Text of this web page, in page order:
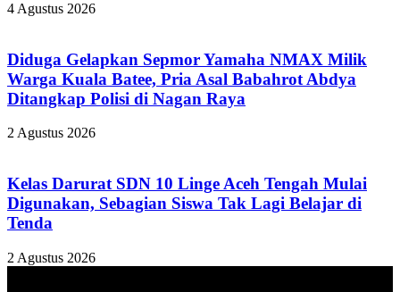
4 Agustus 2026
Diduga Gelapkan Sepmor Yamaha NMAX Milik
Warga Kuala Batee, Pria Asal Babahrot Abdya
Ditangkap Polisi di Nagan Raya
2 Agustus 2026
Kelas Darurat SDN 10 Linge Aceh Tengah Mulai
Digunakan, Sebagian Siswa Tak Lagi Belajar di
Tenda
2 Agustus 2026